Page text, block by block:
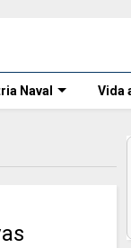
Naval Vida